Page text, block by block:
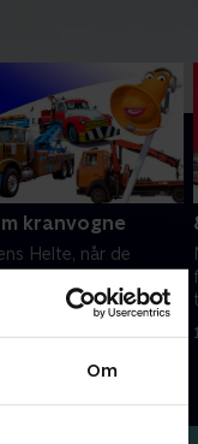
Om
kranvogne
Helte, når de
hvad de ved om